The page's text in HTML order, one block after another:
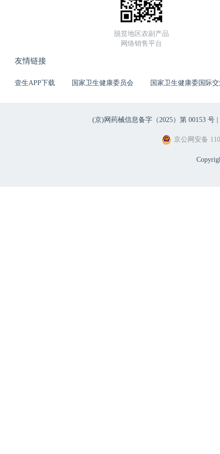
脱贫地区农副产品
网络销售平台
友情链接
壹生APP下载 国家卫生健康委员会 国家卫生健康委国际
(京)网药械信息备字（2025）第 00153 号 |
京公网安备